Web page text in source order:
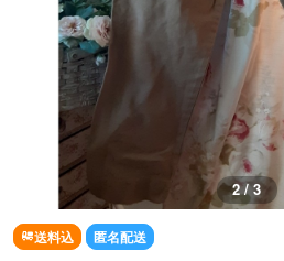
3 / 3
送料込 匿名配送